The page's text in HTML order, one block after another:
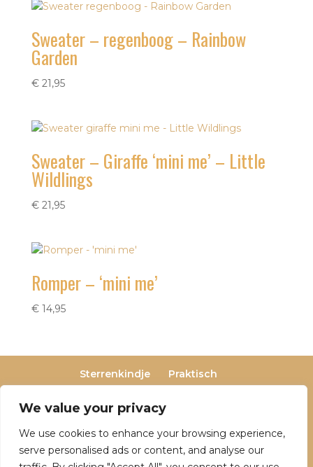
We value your privacy
We use cookies to enhance your browsing experience,
serve personalised ads or content, and analyse our
Sweater – regenboog – Rainbow
Garden
€21,95
Sweater – Giraffe ‘mini me’ – Little
Wildlings
€21,95
Romper – ‘mini me’
€14,95
Sterrenkindje
Praktisch
Terugbetaal- en retourneringsbeleid
Over Dutch Dreamers